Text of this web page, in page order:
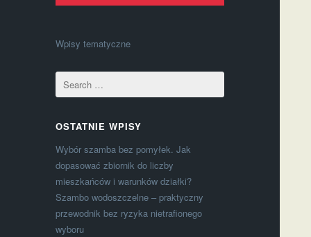
Wpisy tematyczne
OSTATNIE WPISY
Wybór szamba bez pomyłek. Jak
dopasować zbiornik do liczby
mieszkańców i warunków działki?
Szambo wodoszczelne – praktyczny
przewodnik bez ryzyka nietrafionego
wyboru